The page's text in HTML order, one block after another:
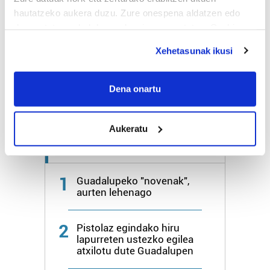
hautatzeko aukera duzu. Zure onespena aldatzen edo
If you allow, we would also like to:
Collect information about your geographical
meters
Identify your device by actively scanning it for
specific characteristics (fingerprinting)
Find out more about how your personal data is processed
and set your preferences in the
details section
teknologia erabiliz, cookieak adibidez, iragarki eta eduki
pertsonalizatuak eskaintzeko, iragarkiak eta edukia
Xehetasunak ikusi
Dena onartu
Aukeratu
Bihar 28º 18º
Azken 7 egunetako irakurrienak
1
Guadalupeko "novenak",
aurten lehenago
2
Pistolaz egindako hiru
lapurreten ustezko egilea
atxilotu dute Guadalupen